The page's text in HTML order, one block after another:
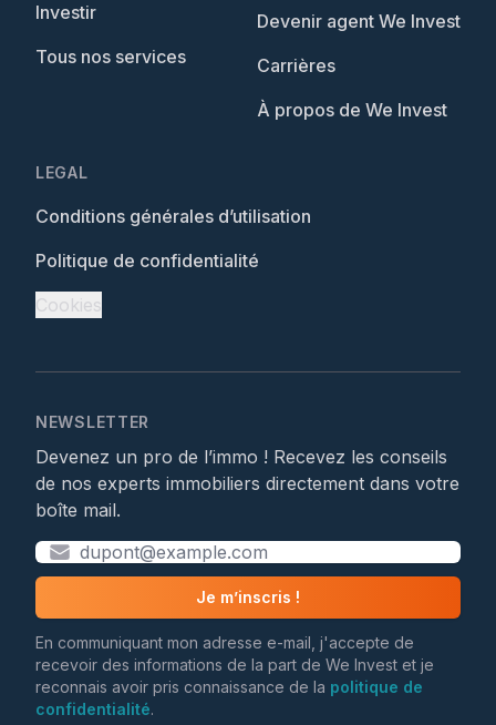
Investir
Tous nos services
Devenir agent We Invest
Carrières
À propos de We Invest
LEGAL
Conditions générales d’utilisation
Politique de confidentialité
Cookies
NEWSLETTER
Devenez un pro de l’immo ! Recevez les conseils
de nos experts immobiliers directement dans votre
boîte mail.
Je m’inscris !
En communiquant mon adresse e-mail, j'accepte de
recevoir des informations de la part de We Invest et je
reconnais avoir pris connaissance de la politique de
confidentialité.